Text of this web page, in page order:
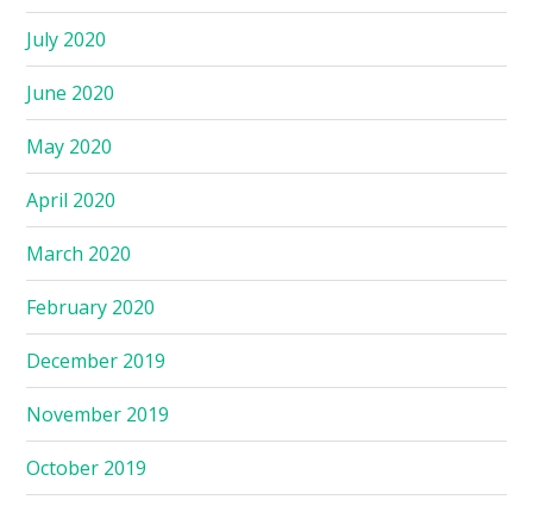
July 2020
June 2020
May 2020
April 2020
March 2020
February 2020
December 2019
November 2019
October 2019